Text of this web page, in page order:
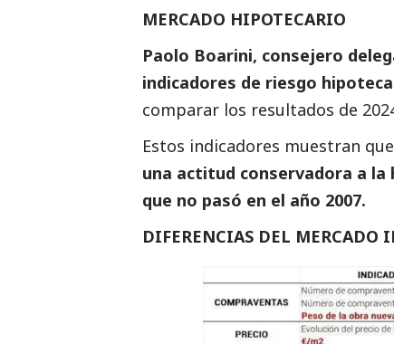
MERCADO HIPOTECARIO
Paolo Boarini, consejero
indicadores de riesgo
comparar los resultados de
Estos indicadores muestran que
una actitud conservadora a la
que no pasó en el año 2007.
DIFERENCIAS DEL